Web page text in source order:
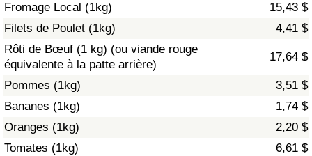
Fromage Local (1kg)
15,43 $
Filets de Poulet (1kg)
4,41 $
Rôti de Bœuf (1 kg) (ou viande rouge
équivalente à la patte arrière)
17,64 $
Pommes (1kg)
3,51 $
Bananes (1kg)
1,74 $
Oranges (1kg)
2,20 $
Tomates (1kg)
6,61 $
Indice des soins de santé par Pays
Pollution
Indice de pollution